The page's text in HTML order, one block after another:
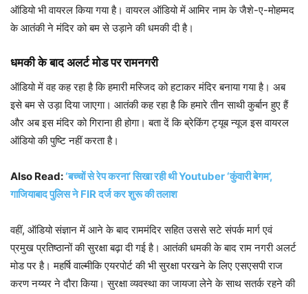
ऑडियो भी वायरल किया गया है। वायरल ऑडियो में आमिर नाम के जैशे-ए-मोहम्मद
के आतंकी ने मंदिर को बम से उड़ाने की धमकी दी है।
धमकी के बाद अलर्ट मोड पर रामनगरी
ऑडियो में वह कह रहा है कि हमारी मस्जिद को हटाकर मंदिर बनाया गया है। अब
इसे बम से उड़ा दिया जाएगा। आतंकी कह रहा है कि हमारे तीन साथी कुर्बान हुए हैं
और अब इस मंदिर को गिराना ही होगा। बता दें कि ब्रेकिंग ट्यूब न्यूज इस वायरल
ऑडियो की पुष्टि नहीं करता है।
Also Read:‘बच्चों से रेप करना’ सिखा रही थी Youtuber ‘कुंवारी बेगम’,
गाजियाबाद पुलिस ने FIR दर्ज कर शुरू की तलाश
वहीं, ऑडियो संज्ञान में आने के बाद राममंदिर सहित उससे सटे संपर्क मार्ग एवं
प्रमुख प्रतिष्ठानों की सुरक्षा बढ़ा दी गई है। आतंकी धमकी के बाद राम नगरी अलर्ट
मोड पर है। महर्षि वाल्मीकि एयरपोर्ट की भी सुरक्षा परखने के लिए एसएसपी राज
करण नय्यर ने दौरा किया। सुरक्षा व्यवस्था का जायजा लेने के साथ सतर्क रहने की